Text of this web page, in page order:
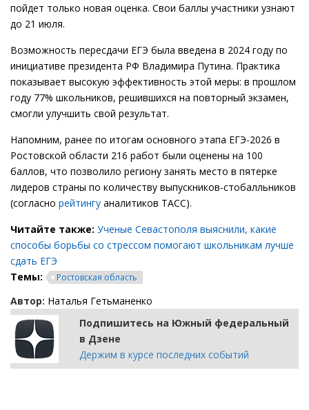
пойдет только новая оценка. Свои баллы участники узнают
до 21 июля.
Возможность пересдачи ЕГЭ была введена в 2024 году по
инициативе президента РФ Владимира Путина. Практика
показывает высокую эффективность этой меры: в прошлом
году 77% школьников, решившихся на повторный экзамен,
смогли улучшить свой результат.
Напомним, ранее по итогам основного этапа ЕГЭ-2026 в
Ростовской области 216 работ были оценены на 100
баллов, что позволило региону занять место в пятерке
лидеров страны по количеству выпускников-стобалльников
(согласно рейтингу аналитиков ТАСС).
Читайте также: Ученые Севастополя выяснили, какие
способы борьбы со стрессом помогают школьникам лучше
сдать ЕГЭ
Темы:
Ростовская область
Автор: Наталья Гетьманенко
Подпишитесь на Южный федеральный
в Дзене
Держим в курсе последних событий